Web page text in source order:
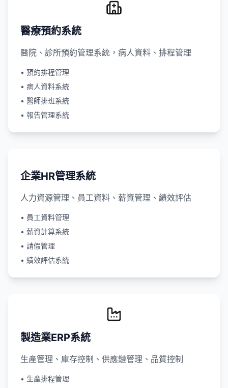
醫療預約系統
醫院、診所預約管理系統，病人資料、排程管理
• 預約排程管理
• 病人資料系統
• 醫師排班系統
• 報告管理系統
企業HR管理系統
人力資源管理、員工資料、薪資管理、績效評估
• 員工資料管理
• 薪資計算系統
• 請假管理
• 績效評估系統
製造業ERP系統
生產管理、庫存控制、供應鏈管理、品質控制
• 生產排程管理